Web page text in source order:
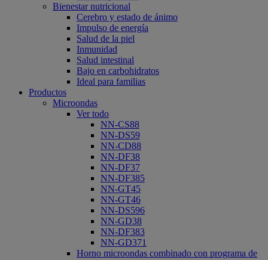
Bienestar nutricional
Cerebro y estado de ánimo
Impulso de energía
Salud de la piel
Inmunidad
Salud intestinal
Bajo en carbohidratos
Ideal para familias
Productos
Microondas
Ver todo
NN-CS88
NN-DS59
NN-CD88
NN-DF38
NN-DF37
NN-DF385
NN-GT45
NN-GT46
NN-DS596
NN-GD38
NN-DF383
NN-GD371
Horno microondas combinado con programa de